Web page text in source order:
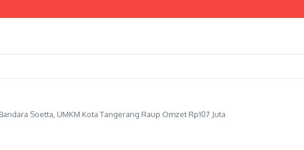
Soetta, UMKM Kota Tangerang Raup Omzet Rp107 Juta